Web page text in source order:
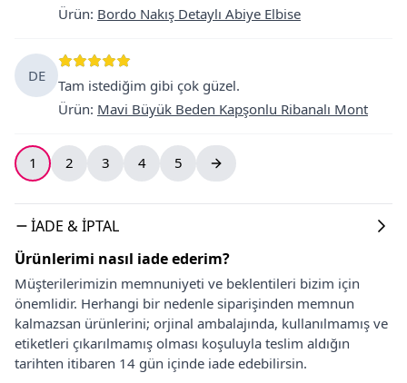
Ürün: Bordo Nakış Detaylı Abiye Elbise
DE
Tam istediğim gibi çok güzel.
Ürün: Mavi Büyük Beden Kapşonlu Ribanalı Mont
1 2 3 4 5
İADE & İPTAL
Ürünlerimi nasıl iade ederim?
Müşterilerimizin memnuniyeti ve beklentileri bizim için
önemlidir. Herhangi bir nedenle siparişinden memnun
kalmazsan ürünlerini; orjinal ambalajında, kullanılmamış ve
etiketleri çıkarılmamış olması koşuluyla teslim aldığın
tarihten itibaren 14 gün içinde iade edebilirsin.